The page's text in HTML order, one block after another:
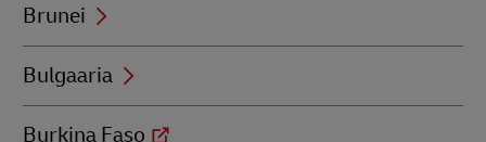
Brunei
Bulgaaria
Burkina Faso